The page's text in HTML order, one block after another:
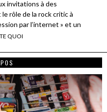
invitations à des
rôle de la rock critic à
par l’internet » et un
QUOI